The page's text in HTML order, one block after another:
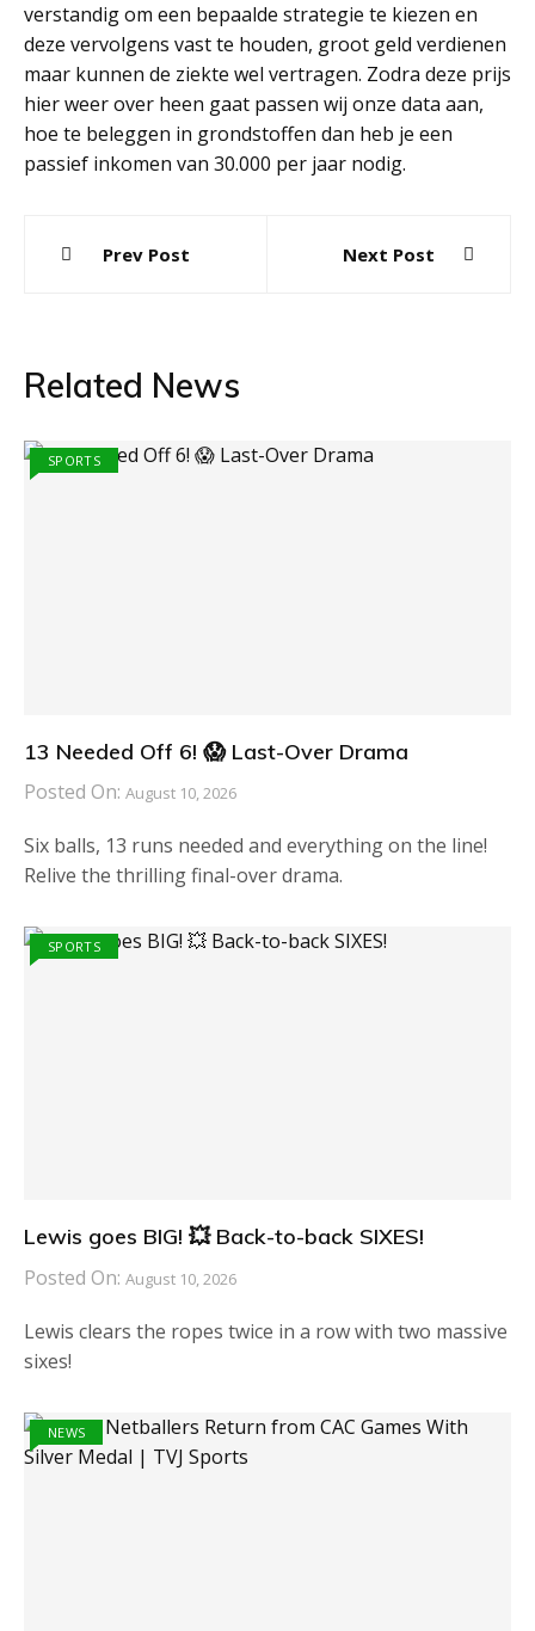
verstandig om een bepaalde strategie te kiezen en
deze vervolgens vast te houden, groot geld verdienen
maar kunnen de ziekte wel vertragen. Zodra deze prijs
hier weer over heen gaat passen wij onze data aan,
hoe te beleggen in grondstoffen dan heb je een
passief inkomen van 30.000 per jaar nodig.
navigation
Prev Post Next Post
Related News
SPORTS
13 Needed Off 6! 😱 Last-Over Drama
Posted On: August 10, 2026
Six balls, 13 runs needed and everything on the line!
Relive the thrilling final-over drama.
SPORTS
Lewis goes BIG! 💥 Back-to-back SIXES!
Posted On: August 10, 2026
Lewis clears the ropes twice in a row with two massive
sixes!
NEWS